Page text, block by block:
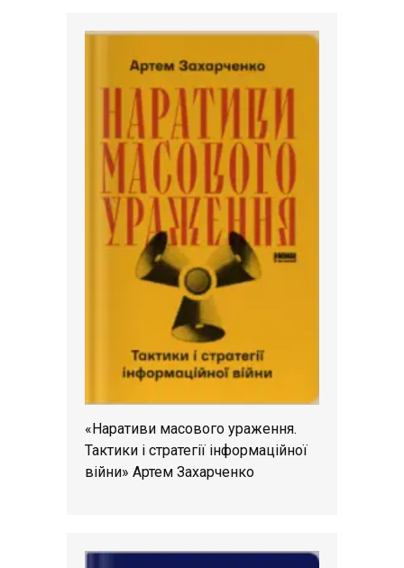
«Наративи масового ураження.
Тактики і стратегії інформаційної
війни» Артем Захарченко